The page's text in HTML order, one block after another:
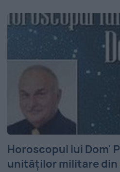
Horoscopul lui Dom'
unităților militare din